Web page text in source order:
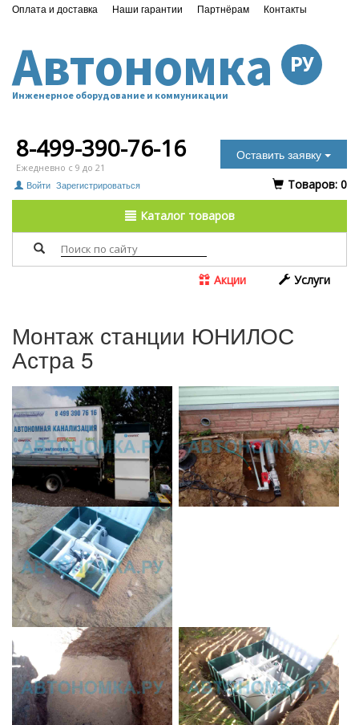
Оплата и доставка Наши гарантии Партнёрам Контакты
Автономка РУ
Инженерное оборудование и коммуникации
8-499-390-76-16
Ежедневно с 9 до 21
Оставить заявку
Войти Зарегистрироваться
Каталог товаров
Акции Услуги
Tоваров: 0
Монтаж станции ЮНИЛОС
Астра 5